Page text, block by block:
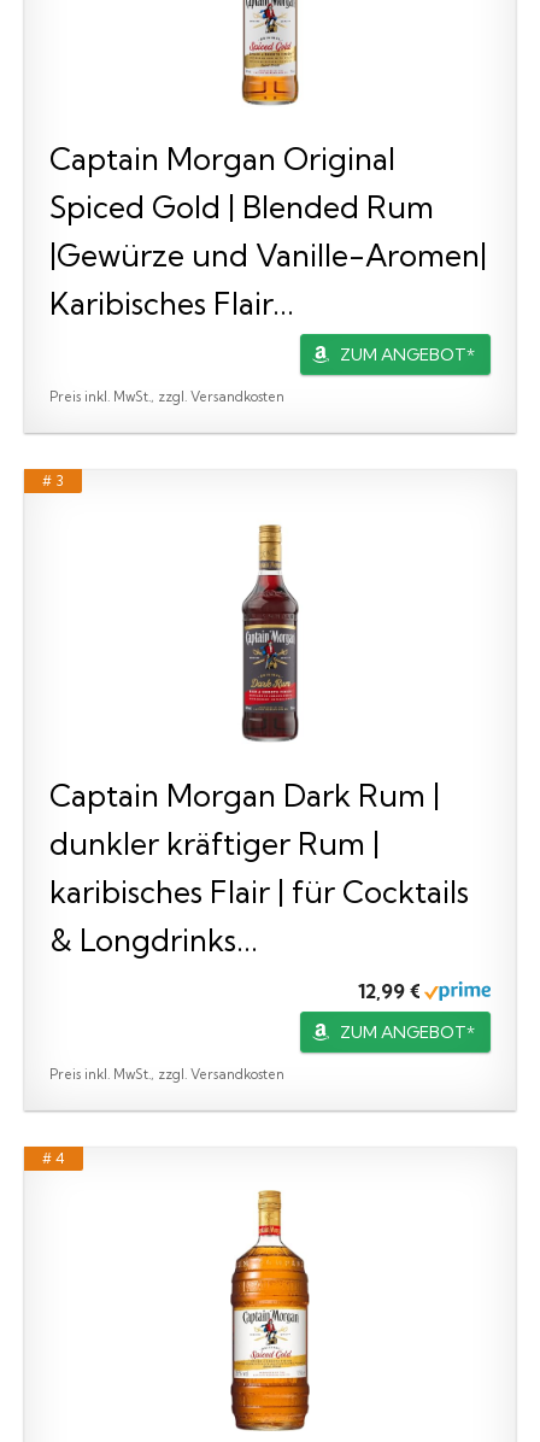
Captain Morgan Original
Spiced Gold | Blended Rum
|Gewürze und Vanille-Aromen|
Karibisches Flair...
ZUM ANGEBOT*
Preis inkl. MwSt., zzgl. Versandkosten
# 3
Captain Morgan Dark Rum |
dunkler kräftiger Rum |
karibisches Flair | für Cocktails
& Longdrinks...
12,99 €
ZUM ANGEBOT*
Preis inkl. MwSt., zzgl. Versandkosten
# 4